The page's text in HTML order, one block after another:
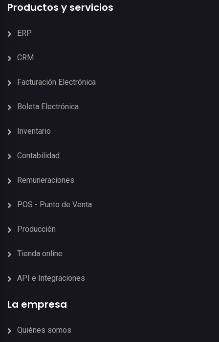
Productos y servicios
ERP
CRM
Facturación Electrónica
Boleta Electrónica
Inventario
Contabilidad
Remuneraciones
POS - Punto de Venta
Producción
Tienda online
API e Integraciones
La empresa
Quiénes somos